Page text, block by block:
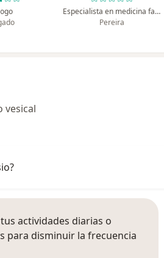
Especialista en medicina familiar
Pereira
vesical
actividades diarias o
para disminuir la frecuencia